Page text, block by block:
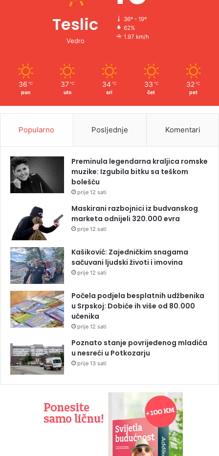
Teslic
Vedro
36º - 19º
62%
1.97 km/h
36 ℃
pon
37 ℃
uto
34 ℃
sri
33 ℃
čet
32 ℃
pet
Popularno Posljednje Komentari
Preminula legendarna kraljica romske
muzike: Izgubila bitku sa teškom
bolešću
prije 12 sati
Maskirani razbojnici iz budvanskog
marketa odnijeli 320.000 evra
prije 12 sati
Kašiković: Zajedničkim snagama
sačuvani ljudski životi i imovina
prije 12 sati
Počela podjela besplatnih udžbenika
u Srpskoj: Dobiće ih više od 80.000
učenika
prije 12 sati
Poznato stanje povrijeđenog mladića
u nesreći u Potkozarju
prije 13 sati